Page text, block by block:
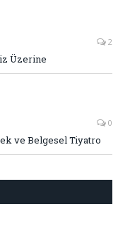
2
Üzerine
0
ve Belgesel Tiyatro